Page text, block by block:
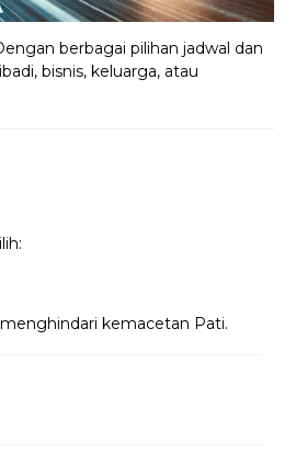
berbagai pilihan jadwal dan
bisnis, keluarga, atau
kemacetan Pati.